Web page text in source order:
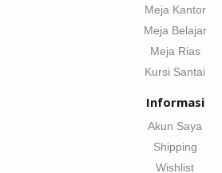
Meja Kantor
Meja Belajar
Meja Rias
Kursi Santai
Informasi
Akun Saya
Shipping
Wishlist